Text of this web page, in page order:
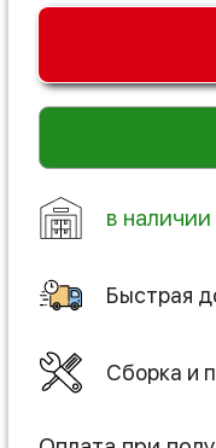
в
Быстрая
Сборка и